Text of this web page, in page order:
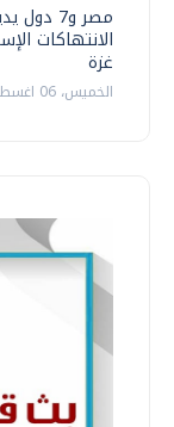
مصر و7
الانتهاكات
غزة
الخميس، 06 اغسطس 2026 01:16 م